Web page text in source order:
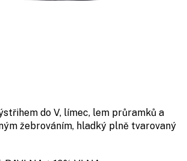
do V, límec, lem průramků a
žebrováním, hladký plně tvarovaný